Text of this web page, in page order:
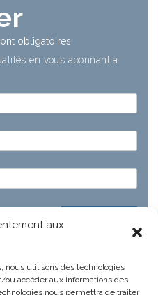
aux
nous utilisons des technologies
accéder aux informations des
nous permettra de traiter
obligatoires
en vous abonnant à